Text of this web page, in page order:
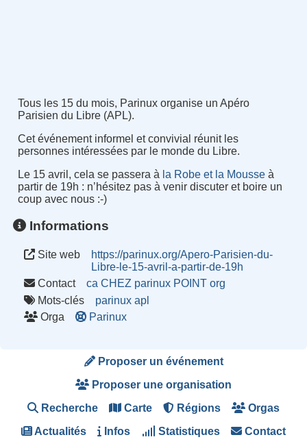
Tous les 15 du mois, Parinux organise un Apéro
Parisien du Libre (APL).
Cet événement informel et convivial réunit les
personnes intéressées par le monde du Libre.
Le 15 avril, cela se passera à la Robe et la Mousseà
partir de 19h : n’hésitez pas à venir discuter et boire un
coup avec nous :-)
Informations
Site web
https://parinux.org/Apero-Parisien-du-
Libre-le-15-avril-a-partir-de-19h
Contact
ca CHEZ parinux POINT org
Mots-clés
parinux apl
Orga
Parinux
Proposer un événement
Proposer une organisation
Recherche Carte Régions Orgas
Actualités Infos Statistiques Contact